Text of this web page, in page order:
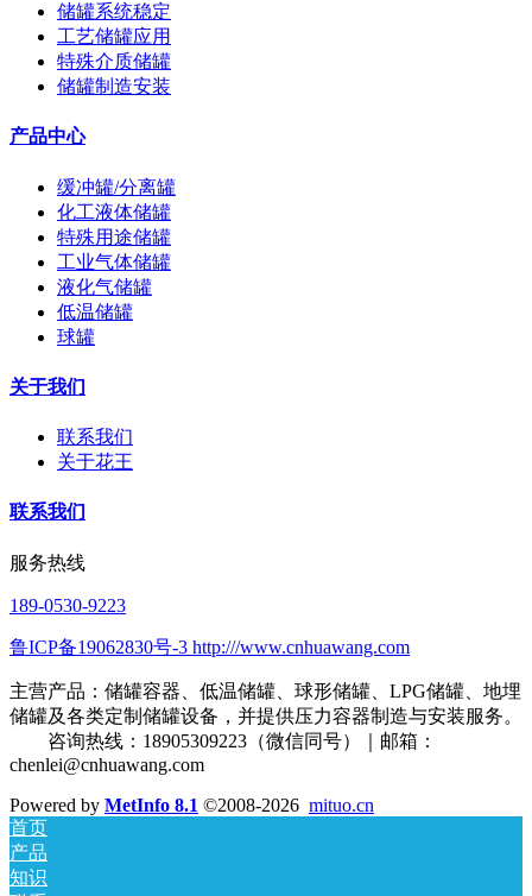
储罐系统稳定
工艺储罐应用
特殊介质储罐
储罐制造安装
产品中心
缓冲罐/分离罐
化工液体储罐
特殊用途储罐
工业气体储罐
液化气储罐
低温储罐
球罐
关于我们
联系我们
关于花王
联系我们
服务热线
189-0530-9223
鲁ICP备19062830号-3 http:///www.cnhuawang.com
主营产品：储罐容器、低温储罐、球形储罐、LPG储罐、地埋
储罐及各类定制储罐设备，并提供压力容器制造与安装服务。
咨询热线：18905309223（微信同号）｜邮箱：
chenlei@cnhuawang.com
Powered by MetInfo 8.1 ©2008-2026 mituo.cn
首页
产品
知识